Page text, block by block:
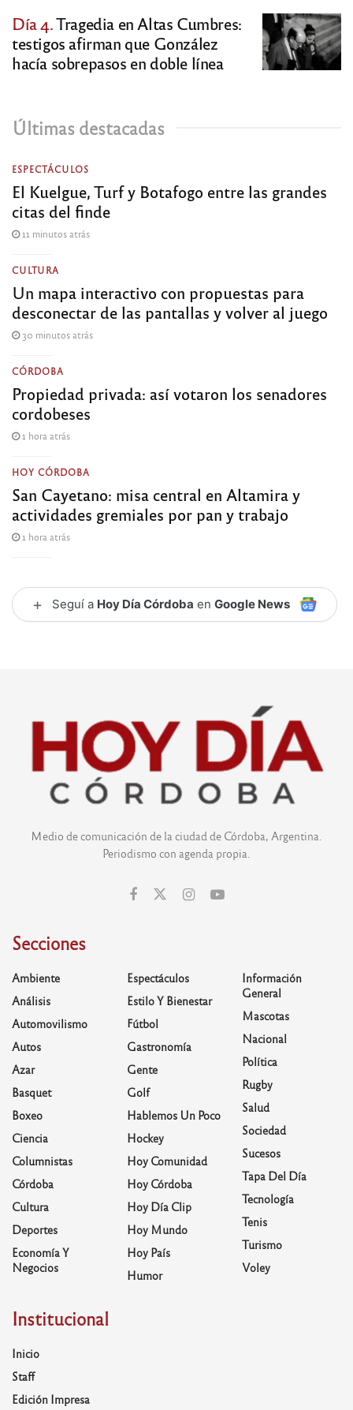
Día 4.Tragedia en Altas Cumbres:
testigos afirman que González
hacía sobrepasos en doble línea
Últimas destacadas
ESPECTÁCULOS
El Kuelgue, Turf y Botafogo entre las grandes
citas del finde
11 minutos atrás
CULTURA
Un mapa interactivo con propuestas para
desconectar de las pantallas y volver al juego
30 minutos atrás
CÓRDOBA
Propiedad privada: así votaron los senadores
cordobeses
1 hora atrás
HOY CÓRDOBA
San Cayetano: misa central en Altamira y
actividades gremiales por pan y trabajo
1 hora atrás
+ Seguí a Hoy Día Córdoba en Google News
Medio de comunicación de la ciudad de Córdoba, Argentina.
Periodismo con agenda propia.
Secciones
Ambiente
Análisis
Automovilismo
Autos
Azar
Basquet
Boxeo
Ciencia
Columnistas
Córdoba
Cultura
Deportes
Economía Y
Negocios
Espectáculos
Estilo Y Bienestar
Fútbol
Gastronomía
Gente
Golf
Hablemos Un Poco
Hockey
Hoy Comunidad
Hoy Córdoba
Hoy Día Clip
Hoy Mundo
Hoy País
Humor
Información
General
Mascotas
Nacional
Política
Rugby
Salud
Sociedad
Sucesos
Tapa Del Día
Tecnología
Tenis
Turismo
Voley
Institucional
Inicio
Staff
Edición Impresa